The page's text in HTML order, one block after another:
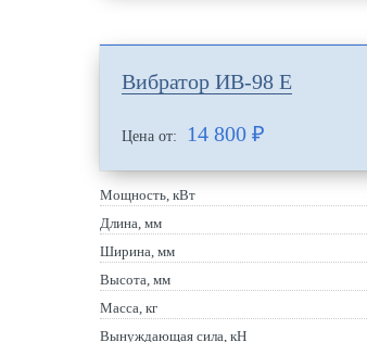
Вибратор ИВ-98 Е
Цена от: 14 800 ₽
Мощность, кВт
Длина, мм
Ширина, мм
Высота, мм
Масса, кг
Вынуждающая сила, кН